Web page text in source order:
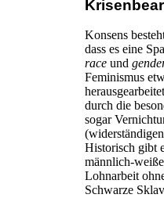
Konsens
dass es eine
race und
Feminismus
durch die
sogar
Historisch gibt
männlich-
Lohnarbeit
Schwarze